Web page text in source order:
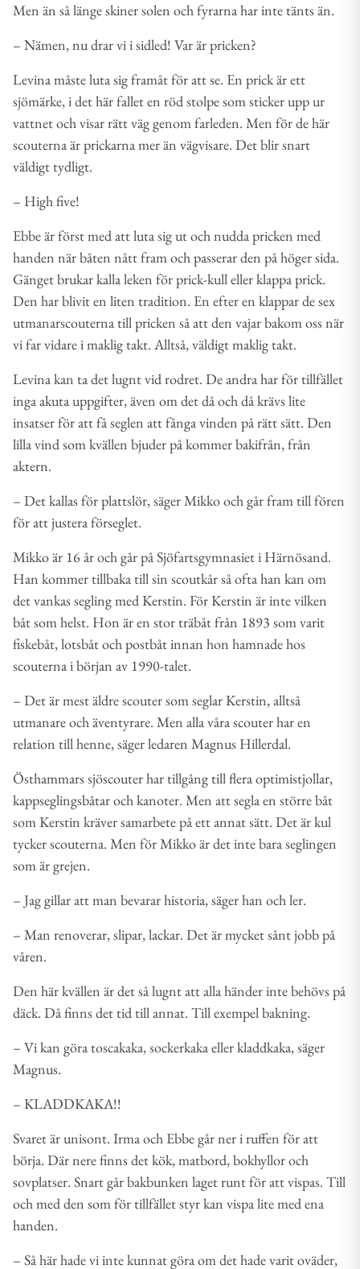
Men än så länge skiner solen och fyrarna har inte tänts än.
– Nämen, nu drar vi i sidled! Var är pricken?
Levina måste luta sig framåt för att se. En prick är ett
sjömärke, i det här fallet en röd stolpe som sticker upp ur
vattnet och visar rätt väg genom farleden. Men för de här
scouterna är prickarna mer än vägvisare. Det blir snart
väldigt tydligt.
– High five!
Ebbe är först med att luta sig ut och nudda pricken med
handen när båten nått fram och passerar den på höger sida.
Gänget brukar kalla leken för prick-kull eller klappa prick.
Den har blivit en liten tradition. En efter en klappar de sex
utmanarscouterna till pricken så att den vajar bakom oss när
vi far vidare i maklig takt. Alltså, väldigt maklig takt.
Levina kan ta det lugnt vid rodret. De andra har för tillfället
inga akuta uppgifter, även om det då och då krävs lite
insatser för att få seglen att fånga vinden på rätt sätt. Den
lilla vind som kvällen bjuder på kommer bakifrån, från
aktern.
– Det kallas för plattslör, säger Mikko och går fram till fören
för att justera förseglet.
Mikko är 16 år och går på Sjöfartsgymnasiet i Härnösand.
Han kommer tillbaka till sin scoutkår så ofta han kan om
det vankas segling med Kerstin. För Kerstin är inte vilken
båt som helst. Hon är en stor träbåt från 1893 som varit
fiskebåt, lotsbåt och postbåt innan hon hamnade hos
scouterna i början av 1990-talet.
– Det är mest äldre scouter som seglar Kerstin, alltså
utmanare och äventyrare. Men alla våra scouter har en
relation till henne, säger ledaren Magnus Hillerdal.
Östhammars sjöscouter har tillgång till flera optimistjollar,
kappseglingsbåtar och kanoter. Men att segla en större båt
som Kerstin kräver samarbete på ett annat sätt. Det är kul
tycker scouterna. Men för Mikko är det inte bara seglingen
som är grejen.
– Jag gillar att man bevarar historia, säger han och ler.
– Man renoverar, slipar, lackar. Det är mycket sånt jobb på
våren.
Den här kvällen är det så lugnt att alla händer inte behövs på
däck. Då finns det tid till annat. Till exempel bakning.
– Vi kan göra toscakaka, sockerkaka eller kladdkaka, säger
Magnus.
– KLADDKAKA!!
Svaret är unisont. Irma och Ebbe går ner i ruffen för att
börja. Där nere finns det kök, matbord, bokhyllor och
sovplatser. Snart går bakbunken laget runt för att vispas. Till
och med den som för tillfället styr kan vispa lite med ena
handen.
– Så här hade vi inte kunnat göra om det hade varit oväder,